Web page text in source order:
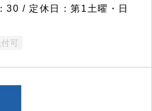
30 / 定休日：第1土曜・日
可